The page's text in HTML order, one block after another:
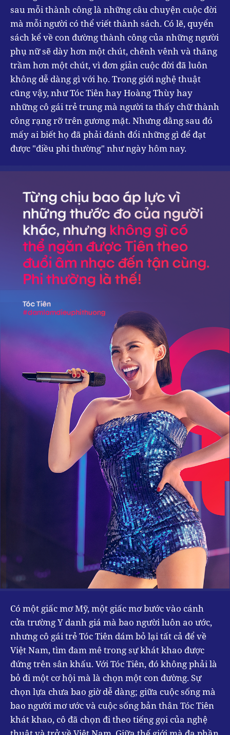
sau mỗi thành công là những câu chuyện cuộc đời
mà mỗi người có thể viết thành sách. Có lẽ, quyển
sách kể về con đường thành công của những người
phụ nữ sẽ dày hơn một chút, chênh vênh và thăng
trầm hơn một chút, vì đơn giản cuộc đời đã luôn
không dễ dàng gì với họ. Trong giới nghệ thuật
cũng vậy, như Tóc Tiên hay Hoàng Thùy hay
những cô gái trẻ trung mà người ta thấy chữ thành
công rạng rỡ trên gương mặt. Nhưng đằng sau đó
mấy ai biết họ đã phải đánh đổi những gì để đạt
được "điều phi thường" như ngày hôm nay.
Có một giấc mơ Mỹ, một giấc mơ bước vào cánh
cửa trường Y danh giá mà bao người luôn ao ước,
nhưng cô gái trẻ Tóc Tiên dám bỏ lại tất cả để về
Việt Nam, tìm đam mê trong sự khát khao được
đứng trên sân khấu. Với Tóc Tiên, đó không phải là
bỏ đi một cơ hội mà là chọn một con đường. Sự
chọn lựa chưa bao giờ dễ dàng; giữa cuộc sống mà
bao người mơ ước và cuộc sống bản thân Tóc Tiên
khát khao, cô đã chọn đi theo tiếng gọi của nghệ